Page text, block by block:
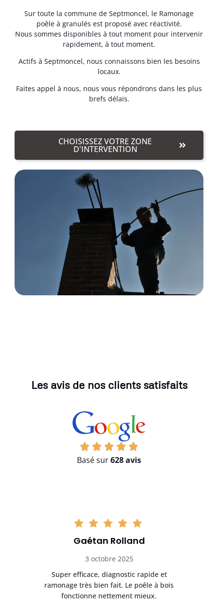
Sur toute la commune de Septmoncel, le Ramonage
poêle à granulés est proposé avec réactivité.
Nous sommes disponibles à tout moment pour intervenir
rapidement, à tout moment.
Actifs à Septmoncel, nous connaissons bien les besoins
locaux.
Faites appel à nous, nous vous répondrons dans les plus
brefs délais.
CHOISISSEZ VOTRE ZONE
D'INTERVENTION
Les avis de nos clients satisfaits
Basé sur628 avis
Gaétan Rolland
3 octobre 2025
Super efficace, diagnostic rapide et
ramonage très bien fait. Le poêle à bois
fonctionne nettement mieux.